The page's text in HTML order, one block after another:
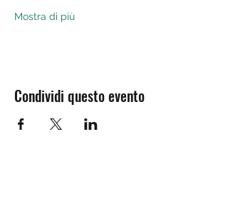
Mostra di più
Condividi questo evento